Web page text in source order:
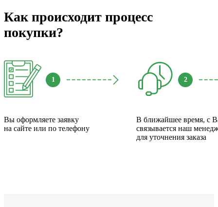
Как происходит процесс
покупки?
1
Вы оформляете заявку
на сайте или по телефону
2
В ближайшее время, с
связывается наш
для уточнения заказа